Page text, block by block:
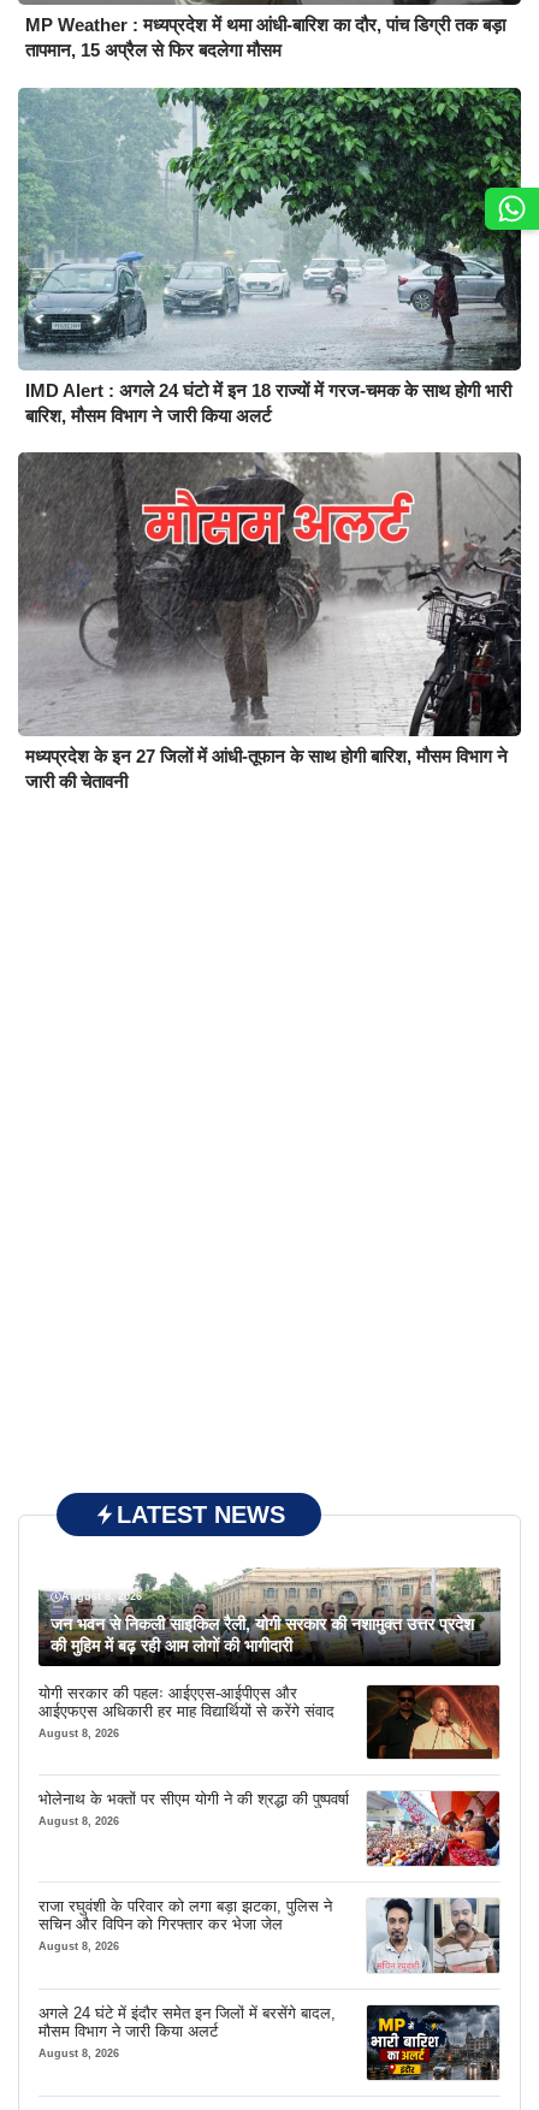
MP Weather : मध्यप्रदेश में थमा आंधी-बारिश का दौर, पांच डिग्री तक बड़ा
तापमान, 15 अप्रैल से फिर बदलेगा मौसम
IMD Alert : अगले 24 घंटो में इन 18 राज्यों में गरज-चमक के साथ होगी भारी
बारिश, मौसम विभाग ने जारी किया अलर्ट
मध्यप्रदेश के इन 27 जिलों में आंधी-तूफान के साथ होगी बारिश, मौसम विभाग ने
जारी की चेतावनी
LATEST NEWS
August 8, 2026
जन भवन से निकली साइकिल रैली, योगी सरकार की नशामुक्त उत्तर प्रदेश
की मुहिम में बढ़ रही आम लोगों की भागीदारी
योगी सरकार की पहलः आईएएस-आईपीएस और
आईएफएस अधिकारी हर माह विद्यार्थियों से करेंगे संवाद
August 8, 2026
भोलेनाथ के भक्तों पर सीएम योगी ने की श्रद्धा की पुष्पवर्षा
August 8, 2026
राजा रघुवंशी के परिवार को लगा बड़ा झटका, पुलिस ने
सचिन और विपिन को गिरफ्तार कर भेजा जेल
August 8, 2026
अगले 24 घंटे में इंदौर समेत इन जिलों में बरसेंगे बादल,
मौसम विभाग ने जारी किया अलर्ट
August 8, 2026